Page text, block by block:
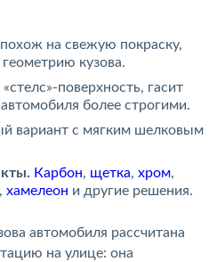
на свежую покраску,
кузова.
поверхность, гасит
более строгими.
вариант с мягким шелковым
Карбон, щетка, хром,
, хамелеон и другие решения.
автомобиля рассчитана
на улице: она